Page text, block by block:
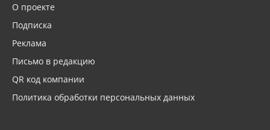
О проекте
Подписка
Реклама
Письмо в редакцию
QR код компании
Политика обработки персональных данных